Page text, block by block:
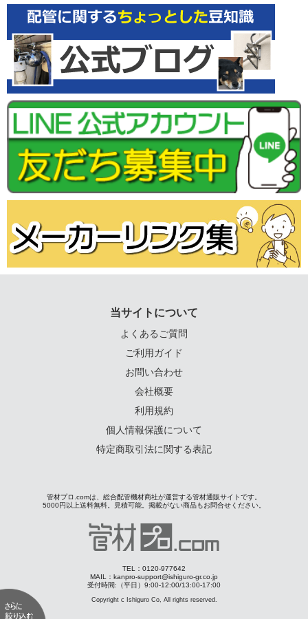
当サイトについて
よくあるご質問
ご利用ガイド
お問い合わせ
会社概要
利用規約
個人情報保護について
特定商取引法に関する表記
管材プロ.comは、総合配管機材商社が運営する管材通販サイトです。
5000円以上送料無料。見積可能。掲載がない商品もお問合せください。
TEL：0120-977642
MAIL：kanpro-support@ishiguro-gr.co.jp
受付時間:（平日）9:00-12:00/13:00-17:00
Copyright c Ishiguro Co, All rights reserved.